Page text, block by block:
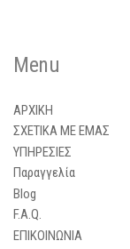
Menu
ΑΡΧΙΚΗ
ΣΧΕΤΙΚΑ ΜΕ ΕΜΑΣ
ΥΠΗΡΕΣΙΕΣ
Παραγγελία
Blog
F.A.Q.
ΕΠΙΚΟΙΝΩΝΙΑ